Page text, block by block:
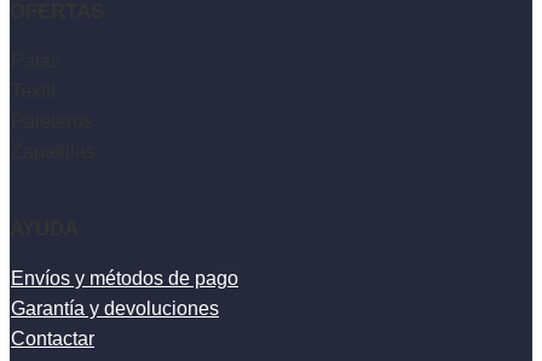
Envíos y métodos de pago
Garantía y devoluciones
Contactar